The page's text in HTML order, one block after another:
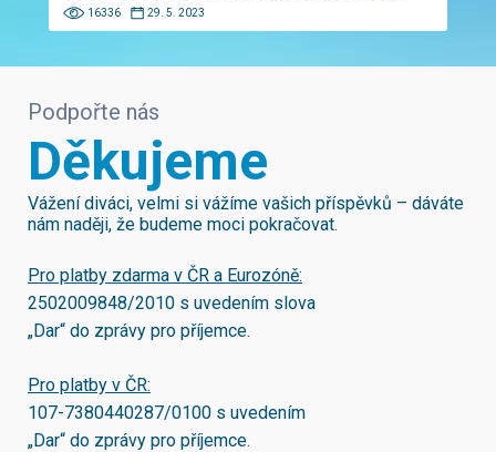
16336 29. 5. 2023
Podpořte nás
Děkujeme
Vážení diváci, velmi si vážíme vašich příspěvků – dáváte
nám naději, že budeme moci pokračovat.
Pro platby zdarma v ČR a Eurozóně:
2502009848/2010 s uvedením slova
„Dar“ do zprávy pro příjemce.
Pro platby v ČR:
107-7380440287/0100 s uvedením
„Dar“ do zprávy pro příjemce.